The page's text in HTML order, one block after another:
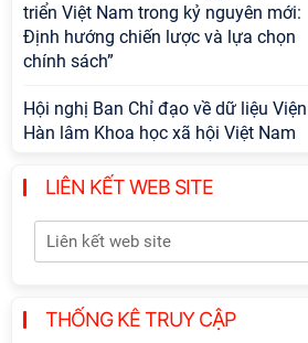
triển Việt Nam trong kỷ nguyên mới:
Định hướng chiến lược và lựa chọn
chính sách”
Hội nghị Ban Chỉ đạo về dữ liệu Viện
Hàn lâm Khoa học xã hội Việt Nam
Khai quật công trường khai thác đá
xây dựng Thành Nhà Hồ ở núi An
Tôn
Lễ ký kết Thỏa thuận hợp tác giữa
LIÊN KẾT WEB SITE
THỐNG KÊ TRUY CẬP